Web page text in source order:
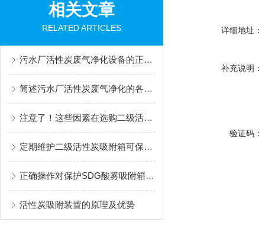
相关文章
RELATED ARTICLES
污水厂活性炭废气净化设备的正确使用方法分享
简述污水厂活性炭废气净化的各组成部件功能特点
注意了！这些因素在选购二级活性炭吸附箱时要重点考虑
定期维护二级活性炭吸附箱可保护您享受清新健康的空气环境
正确操作对保护SDG酸雾吸附箱环境和人类健康至关重要
活性炭吸附装置的原理及优势
详细地址：
补充说明：
验证码：